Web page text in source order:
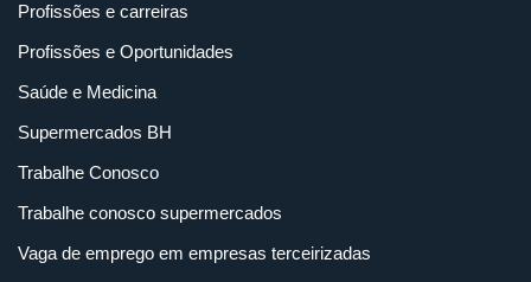
Profissões e carreiras
Profissões e Oportunidades
Saúde e Medicina
Supermercados BH
Trabalhe Conosco
Trabalhe conosco supermercados
Vaga de emprego em empresas terceirizadas